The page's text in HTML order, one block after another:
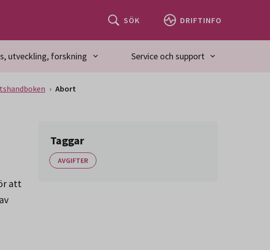
SÖK DRIFTINFO
utveckling, forskning Service och support
Abort
att
Taggar
AVGIFTER